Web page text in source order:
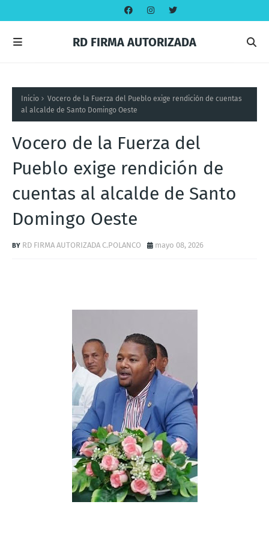
RD FIRMA AUTORIZADA
Inicio
Vocero de la Fuerza del Pueblo exige rendición de cuentas
al alcalde de Santo Domingo Oeste
Vocero de la Fuerza del
Pueblo exige rendición de
cuentas al alcalde de Santo
Domingo Oeste
RD FIRMA AUTORIZADA C.POLANCO mayo 08, 2026